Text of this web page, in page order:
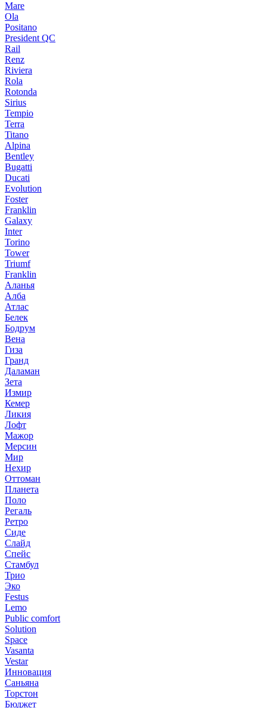
Mare
Ola
Positano
President QC
Rail
Renz
Riviera
Rola
Rotonda
Sirius
Tempio
Terra
Titano
Alpina
Bentley
Bugatti
Ducati
Evolution
Foster
Franklin
Galaxy
Inter
Torino
Tower
Triumf
Franklin
Аланья
Алба
Атлас
Белек
Бодрум
Вена
Гиза
Гранд
Даламан
Зета
Измир
Кемер
Ликия
Лофт
Мажор
Мерсин
Мир
Нехир
Оттоман
Планета
Поло
Регаль
Ретро
Сиде
Слайд
Спейс
Стамбул
Трио
Эко
Festus
Lemo
Public comfort
Solution
Space
Vasanta
Vestar
Инновация
Саньяна
Торстон
Бюджет